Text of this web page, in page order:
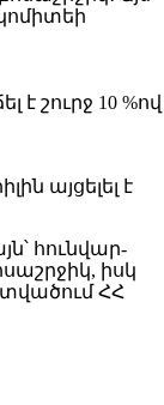
շուրջ 10 %ով
այցելել է
հունվար-
իսկ
ՀՀ